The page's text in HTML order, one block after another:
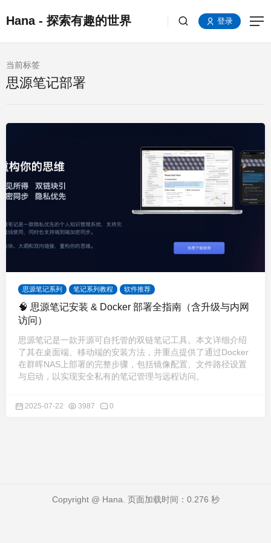
Hana - 探索有趣的世界 登录
当前标签
思源笔记部署
思源笔记系列 笔记系列教程 软件推荐
🧠 思源笔记安装 & Docker 部署全指南（含升级与内网
访问）
思源笔记是一款开源可自托管的双链笔记工具。本文详细介绍
了其在桌面端、移动端的安装方法，并重点提供了通过Docker
在群晖NAS上部署的完整步骤，包括镜像配置、文件路径设置
与启动，以实现安全私有的笔记管理与远程访问。
2025-07-22 3987 0
Copyright @ Hana. 页面加载时间：0.276 秒